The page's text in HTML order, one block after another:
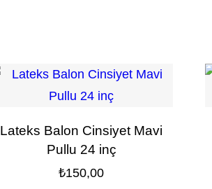
Lateks Balon Cinsiyet Mavi
Pullu 24 inç
₺150,00